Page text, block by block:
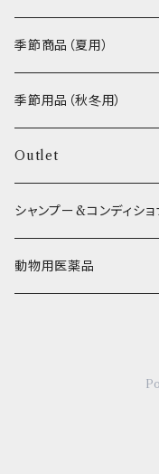
わんのはな
エリール
O.C.Farm
季節商品（夏用）
季節用品（秋冬用）
ヒーター
Outlet
シャンプー&コンディショ
動物用医薬品